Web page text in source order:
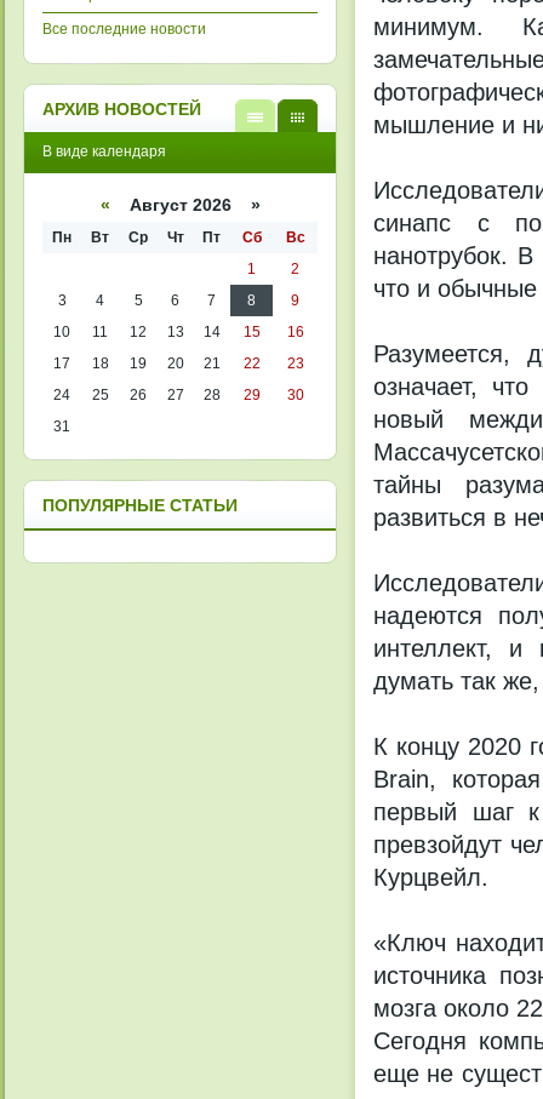
минимум.
мышление и
синапс с
нанотрубок.
что и обычные
Разумеется,
означает,
новый
тайны
развиться в
надеются
интеллект,
думать так
К концу 2020
Brain,
первый шаг
превзойдут
Курцвейл.
«Ключ
источника
мозга около
Сегодня
еще не
Все последние новости
АРХИВ НОВОСТЕЙ
кален
списк
В виде календаря
« Август 2026 »
Пн Вт Ср Чт Пт Сб
Вс
1
2
3
4 5 6 7 8
9
10
11 12 13 14 15
16
17
18 19 20 21 22
23
24
25 26 27 28 29
30
31
ПОПУЛЯРНЫЕ СТАТЬИ